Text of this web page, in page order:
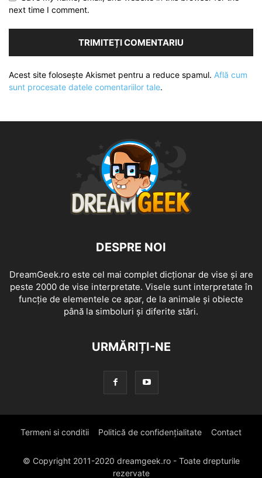
next time I comment.
Acest site folosește Akismet pentru a reduce spamul. Află cum
sunt procesate datele comentariilor tale.
DESPRE NOI
DreamGeek.ro este cel mai complet dicționar de vise și are
peste 2000 de vise interpretate. Visele sunt interpretate în
funcție de elementele ce apar, de la animale și obiecte
până la simboluri și diferite stări.
URMĂRIȚI-NE
Termeni si conditii Politică de confidențialitate Contact
© Copyright 2011-2020 dreamgeek.ro - Toate drepturile
rezervate